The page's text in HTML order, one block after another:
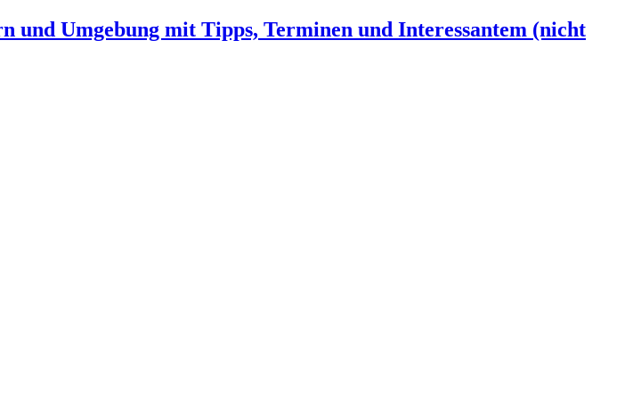
und Umgebung mit Tipps, Terminen und Interessantem (nicht